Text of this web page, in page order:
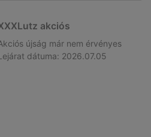
akciós
újság már nem érvényes
dátuma: 2026.07.05